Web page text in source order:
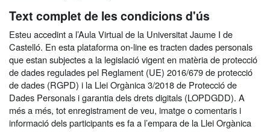
Text complet de les condicions d'ús
Esteu accedint a l’Aula Virtual de la Universitat Jaume I de
Castelló. En esta plataforma on-line es tracten dades personals
que estan subjectes a la legislació vigent en matèria de protecció
de dades regulades pel Reglament (UE) 2016/679 de protecció
de dades (RGPD) i la Llei Orgànica 3/2018 de Protecció de
Dades Personals i garantia dels drets digitals (LOPDGDD). A
més a més, tot enregistrament de veu, imatge o comentaris i
informació dels participants es fa a l’empara de la Llei Orgànica